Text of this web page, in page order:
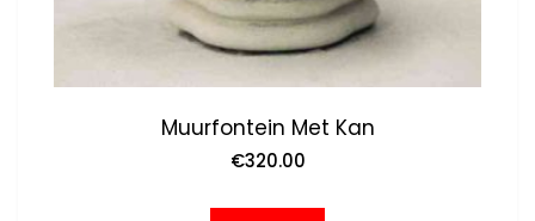
Muurfontein Met Kan
€320.00